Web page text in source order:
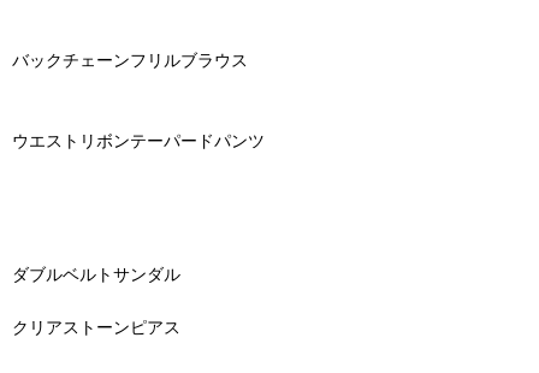
バックチェーンフリルブラウス
ウエストリボンテーパードパンツ
ダブルベルトサンダル
クリアストーンピアス